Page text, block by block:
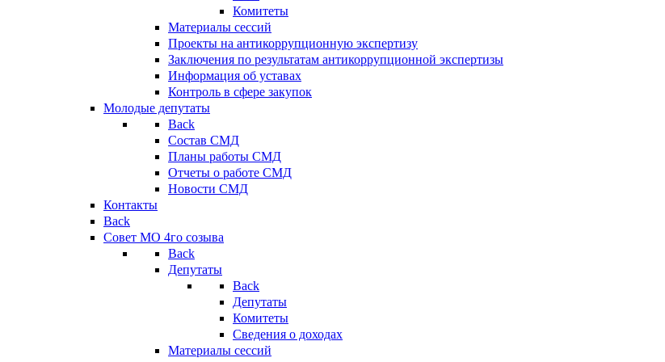
Комитеты
Материалы сессий
Проекты на антикоррупционную экспертизу
Заключения по результатам антикоррупционной экспертизы
Информация об уставах
Контроль в сфере закупок
Молодые депутаты
Back
Состав СМД
Планы работы СМД
Отчеты о работе СМД
Новости СМД
Контакты
Back
Совет МО 4го созыва
Back
Депутаты
Back
Депутаты
Комитеты
Сведения о доходах
Материалы сессий